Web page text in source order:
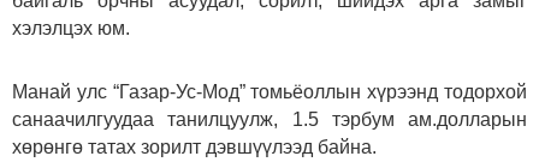
хэлэлцэх юм.
Манай улс “Газар-Ус-Мод” томьёоллын хүрээнд тодорхой
санаачилгуудаа танилцуулж, 1.5 тэрбум ам.долларын
хөрөнгө татах зорилт дэвшүүлээд байна.